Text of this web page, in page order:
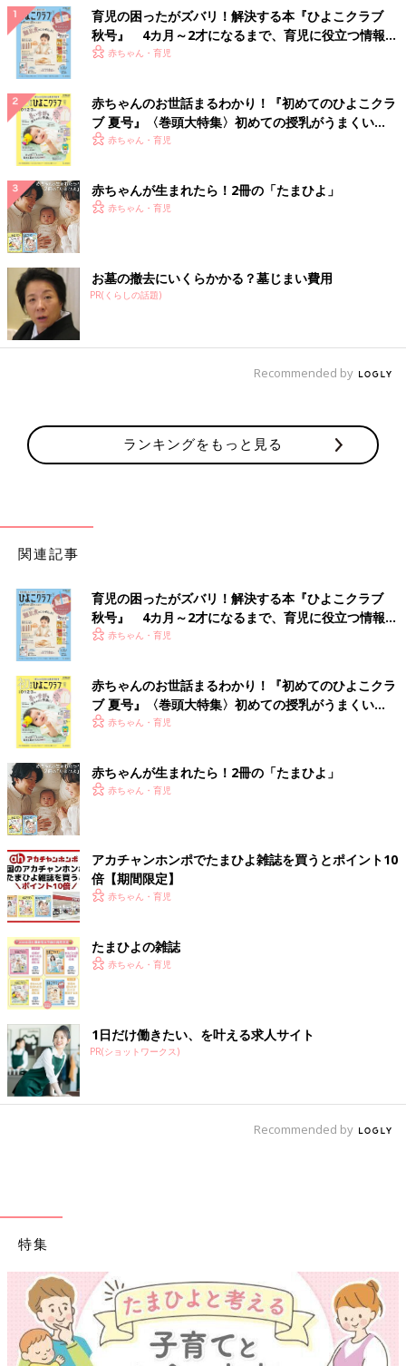
育児の困ったがズバリ！解決する本『ひよこクラブ
秋号』 4カ月～2才になるまで、育児に役立つ情報が
いっぱい！
赤ちゃん・育児
赤ちゃんのお世話まるわかり！『初めてのひよこクラ
ブ 夏号』〈巻頭大特集〉初めての授乳がうまくい
く！ おっぱい・ミルクの基本と夏のトラブル 解決テ
赤ちゃん・育児
赤ちゃんが生まれたら！2冊の「たまひよ」
赤ちゃん・育児
お墓の撤去にいくらかかる？墓じまい費用
PR(くらしの話題)
Recommended by
ランキングをもっと見る
関連記事
育児の困ったがズバリ！解決する本『ひよこクラブ
秋号』 4カ月～2才になるまで、育児に役立つ情報が
いっぱい！
赤ちゃん・育児
赤ちゃんのお世話まるわかり！『初めてのひよこクラ
ブ 夏号』〈巻頭大特集〉初めての授乳がうまくい
く！ おっぱい・ミルクの基本と夏のトラブル 解決テ
赤ちゃん・育児
赤ちゃんが生まれたら！2冊の「たまひよ」
赤ちゃん・育児
アカチャンホンポでたまひよ雑誌を買うとポイント10
倍【期間限定】
赤ちゃん・育児
たまひよの雑誌
赤ちゃん・育児
1日だけ働きたい、を叶える求人サイト
PR(ショットワークス)
Recommended by
特集